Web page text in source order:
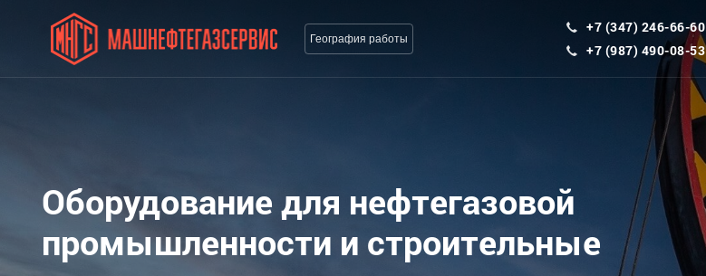
География работы
+7 (347) 246-66-60
+7 (987) 490-08-53
Оборудование для нефтегазовой
промышленности и строительные